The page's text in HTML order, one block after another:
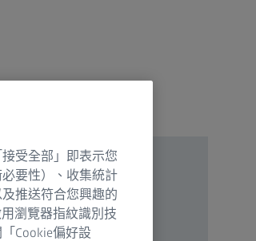
受全部」即表示您
要性）、收集統計
推送符合您興趣的
瀏覽器指紋識別技
Cookie偏好設